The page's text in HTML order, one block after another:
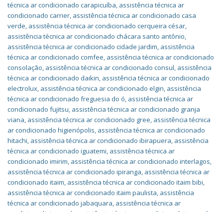
técnica ar condicionado carapicuíba, assistência técnica ar
condicionado carrier, assistência técnica ar condicionado casa
verde, assistência técnica ar condicionado cerqueira césar,
assistência técnica ar condicionado chácara santo antônio,
assistência técnica ar condicionado cidade jardim, assistência
técnica ar condicionado comfee, assistência técnica ar condicionado
consolação, assistência técnica ar condicionado consul, assistência
técnica ar condicionado daikin, assistência técnica ar condicionado
electrolux, assistência técnica ar condicionado elgin, assistência
técnica ar condicionado freguesia do ó, assistência técnica ar
condicionado fujitsu, assistência técnica ar condicionado granja
viana, assistência técnica ar condicionado gree, assistência técnica
ar condicionado higienópolis, assistência técnica ar condicionado
hitachi, assistência técnica ar condicionado ibirapuera, assistência
técnica ar condicionado iguatemi, assistência técnica ar
condicionado imirim, assistência técnica ar condicionado interlagos,
assistência técnica ar condicionado ipiranga, assistência técnica ar
condicionado itaim, assistência técnica ar condicionado itaim bibi,
assistência técnica ar condicionado itaim paulista, assistência
técnica ar condicionado jabaquara, assistência técnica ar